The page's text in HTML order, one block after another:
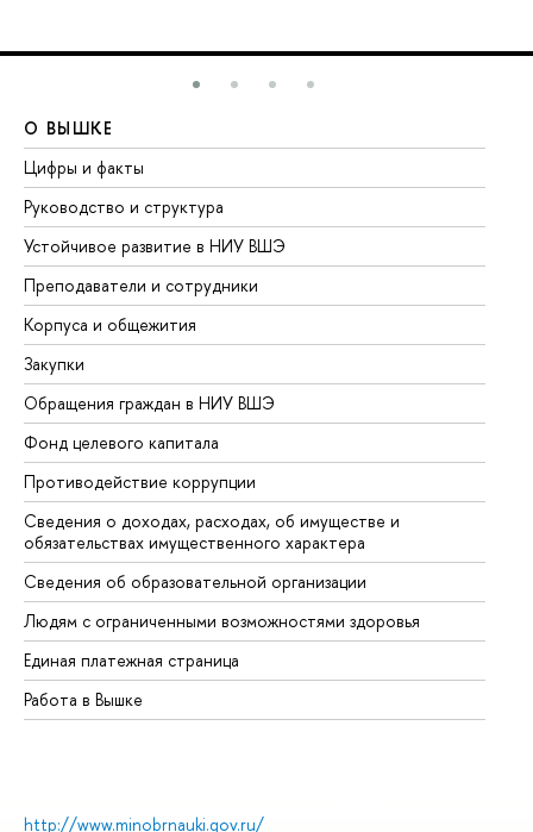
О ВЫШКЕ
Цифры и факты
Руководство и структура
Устойчивое развитие в НИУ ВШЭ
Преподаватели и сотрудники
Корпуса и общежития
Закупки
Обращения граждан в НИУ ВШЭ
Фонд целевого капитала
Противодействие коррупции
Сведения о доходах, расходах, об имуществе и
обязательствах имущественного характера
Сведения об образовательной организации
Людям с ограниченными возможностями здоровья
Единая платежная страница
Работа в Вышке
http://www.minobrnauki.gov.ru/